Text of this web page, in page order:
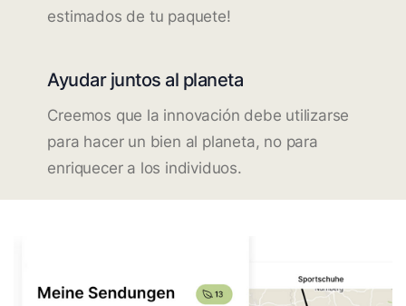
estimados de tu paquete!
Ayudar juntos al planeta
Creemos que la innovación debe utilizarse
para hacer un bien al planeta, no para
enriquecer a los individuos.